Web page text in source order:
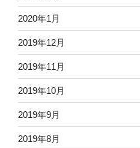
2020年1月
2019年12月
2019年11月
2019年10月
2019年9月
2019年8月